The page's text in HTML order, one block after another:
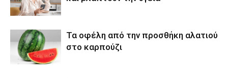
Τα οφέλη από την προσθήκη αλατιού
στο καρπούζι